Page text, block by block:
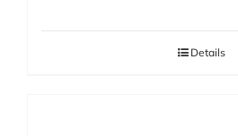
Details